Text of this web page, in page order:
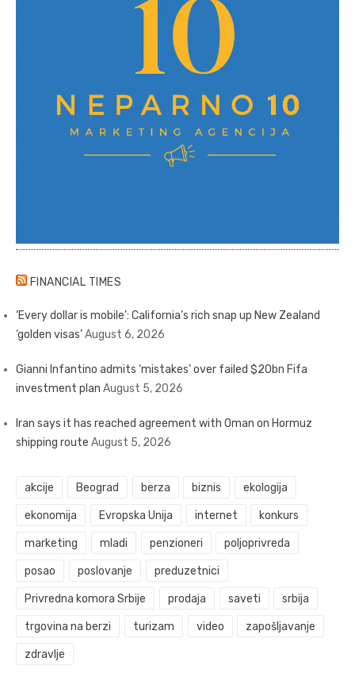
FINANCIAL TIMES
‘Every dollar is mobile’: California’s rich snap up New Zealand
‘golden visas’August 6, 2026
Gianni Infantino admits ‘mistakes’ over failed $20bn Fifa
investment plan August 5, 2026
Iran says it has reached agreement with Oman on Hormuz
shipping route August 5, 2026
akcije Beograd berza biznis ekologija
ekonomija Evropska Unija internet konkurs
marketing mladi penzioneri poljoprivreda
posao poslovanje preduzetnici
Privredna komora Srbije prodaja saveti srbija
trgovina na berzi turizam video zapošljavanje
zdravlje